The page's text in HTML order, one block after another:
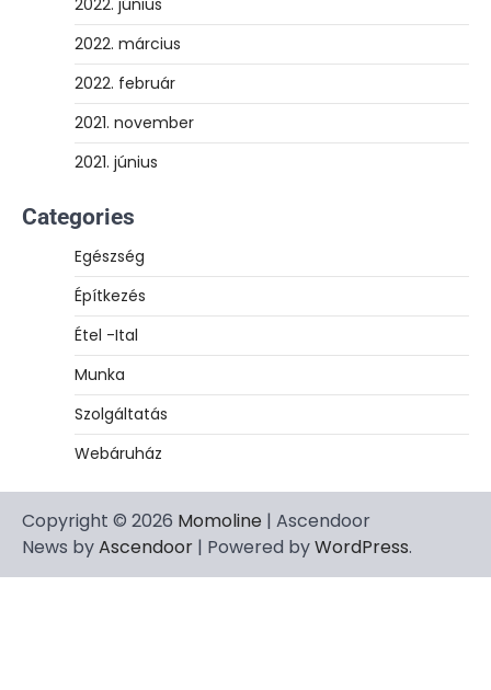
2022. március
2022. február
2021. november
2021. június
Categories
Egészség
Építkezés
Étel -Ital
Munka
Szolgáltatás
Webáruház
Copyright © 2026 Momoline | Ascendoor
News byAscendoor | Powered byWordPress.